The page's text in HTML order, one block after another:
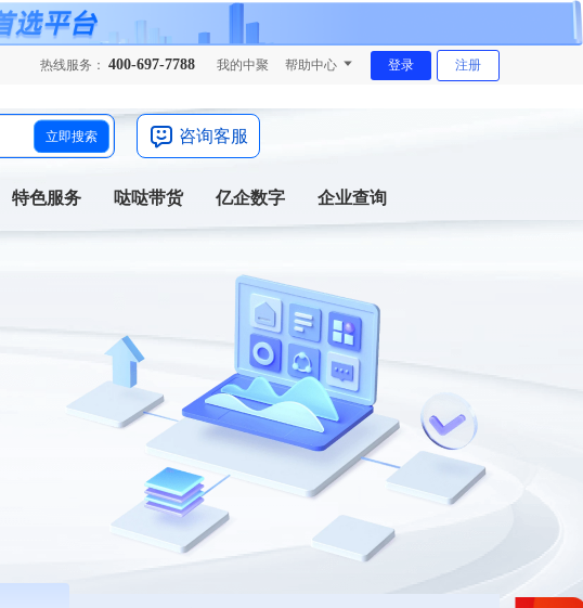
热线服务： 400-697-7788 我的中聚 帮助中心 登录 注册
立即搜索 咨询客服
特色服务 哒哒带货 亿企数字 企业查询